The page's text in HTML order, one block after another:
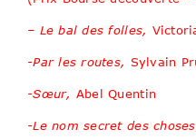
– Le bal des folles,
-Par les routes, Sylvain
-Sœur, Abel Quentin
-Le nom secret des